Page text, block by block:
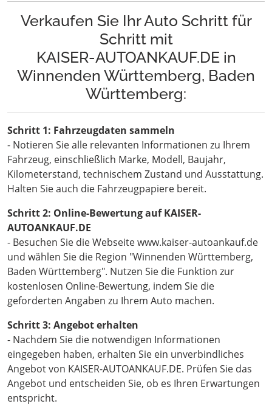
Verkaufen Sie Ihr Auto Schritt für
Schritt mit
KAISER-AUTOANKAUF.DE in
Winnenden Württemberg, Baden
Württemberg:
Schritt 1: Fahrzeugdaten sammeln
- Notieren Sie alle relevanten Informationen zu Ihrem
Fahrzeug, einschließlich Marke, Modell, Baujahr,
Kilometerstand, technischem Zustand und Ausstattung.
Halten Sie auch die Fahrzeugpapiere bereit.
Schritt 2: Online-Bewertung auf KAISER-
AUTOANKAUF.DE
- Besuchen Sie die Webseite www.kaiser-autoankauf.de
und wählen Sie die Region "Winnenden Württemberg,
Baden Württemberg". Nutzen Sie die Funktion zur
kostenlosen Online-Bewertung, indem Sie die
geforderten Angaben zu Ihrem Auto machen.
Schritt 3: Angebot erhalten
- Nachdem Sie die notwendigen Informationen
eingegeben haben, erhalten Sie ein unverbindliches
Angebot von KAISER-AUTOANKAUF.DE. Prüfen Sie das
Angebot und entscheiden Sie, ob es Ihren Erwartungen
entspricht.